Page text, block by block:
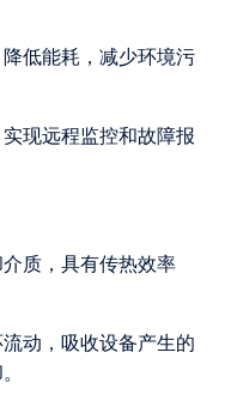
低能耗，减少环境污
现远程监控和故障报
质，具有传热效率
动，吸收设备产生的